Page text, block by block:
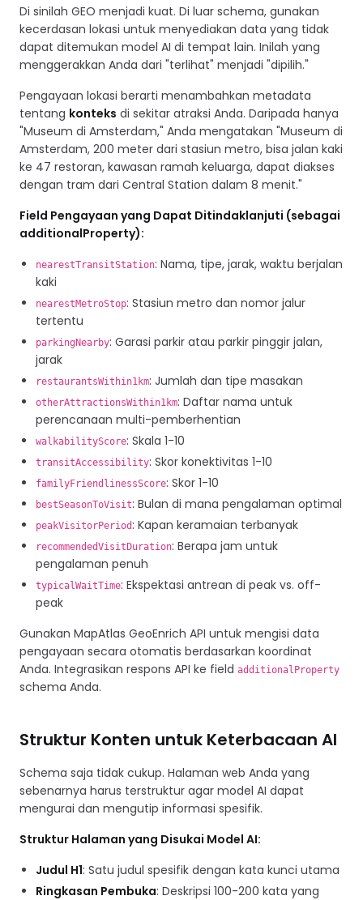
Di sinilah GEO menjadi kuat. Di luar schema, gunakan
kecerdasan lokasi untuk menyediakan data yang tidak
dapat ditemukan model AI di tempat lain. Inilah yang
menggerakkan Anda dari "terlihat" menjadi "dipilih."
Pengayaan lokasi berarti menambahkan metadata
tentang konteks di sekitar atraksi Anda. Daripada hanya
"Museum di Amsterdam," Anda mengatakan "Museum di
Amsterdam, 200 meter dari stasiun metro, bisa jalan kaki
ke 47 restoran, kawasan ramah keluarga, dapat diakses
dengan tram dari Central Station dalam 8 menit."
Field Pengayaan yang Dapat Ditindaklanjuti (sebagai
additionalProperty):
nearestTransitStation: Nama, tipe, jarak, waktu berjalan
kaki
nearestMetroStop: Stasiun metro dan nomor jalur
tertentu
parkingNearby: Garasi parkir atau parkir pinggir jalan,
jarak
restaurantsWithin1km: Jumlah dan tipe masakan
otherAttractionsWithin1km: Daftar nama untuk
perencanaan multi-pemberhentian
walkabilityScore: Skala 1-10
transitAccessibility: Skor konektivitas 1-10
familyFriendlinessScore: Skor 1-10
bestSeasonToVisit: Bulan di mana pengalaman optimal
peakVisitorPeriod : Kapan keramaian terbanyak
recommendedVisitDuration: Berapa jam untuk
pengalaman penuh
typicalWaitTime: Ekspektasi antrean di peak vs. off-
peak
Gunakan MapAtlas GeoEnrich API untuk mengisi data
pengayaan secara otomatis berdasarkan koordinat
Anda. Integrasikan respons API ke field additionalProperty
schema Anda.
Struktur Konten untuk Keterbacaan AI
Schema saja tidak cukup. Halaman web Anda yang
sebenarnya harus terstruktur agar model AI dapat
mengurai dan mengutip informasi spesifik.
Struktur Halaman yang Disukai Model AI:
Judul H1: Satu judul spesifik dengan kata kunci utama
Ringkasan Pembuka: Deskripsi 100-200 kata yang